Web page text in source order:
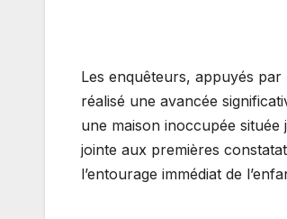
Les enquêteurs, appuyés
réalisé une avancée
une maison inoccupée
jointe aux premières
l’entourage immédiat de